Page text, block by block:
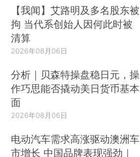
【我闻】艾路明及多名股东被
拘 当代系创始人因何此时被
清算
2026年08月06日
分析｜贝森特操盘稳日元，操
作巧思能否撬动美日货币基本
面
2026年08月06日
电动汽车需求高涨驱动澳洲车
市增长 中国品牌表现强劲｜